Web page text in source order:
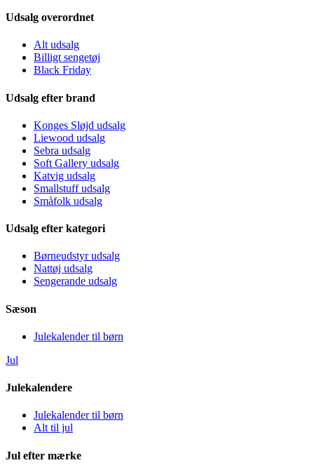
Udsalg overordnet
Alt udsalg
Billigt sengetøj
Black Friday
Udsalg efter brand
Konges Sløjd udsalg
Liewood udsalg
Sebra udsalg
Soft Gallery udsalg
Katvig udsalg
Smallstuff udsalg
Småfolk udsalg
Udsalg efter kategori
Børneudstyr udsalg
Nattøj udsalg
Sengerande udsalg
Sæson
Julekalender til børn
Jul
Julekalendere
Julekalender til børn
Alt til jul
Jul efter mærke